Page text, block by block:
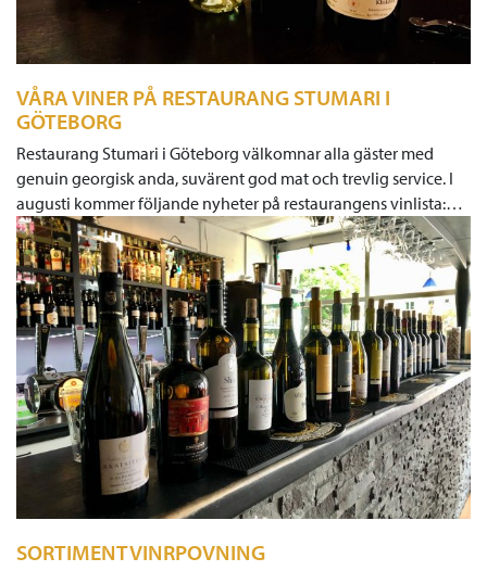
VÅRA VINER PÅ RESTAURANG STUMARI I
GÖTEBORG
Restaurang Stumari i Göteborg välkomnar alla gäster med
genuin georgisk anda, suvärent god mat och trevlig service. I
augusti kommer följande nyheter på restaurangens vinlista:…
SORTIMENTVINRPOVNING